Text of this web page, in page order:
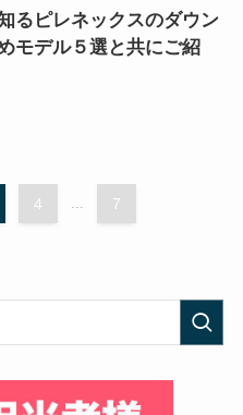
るピレネックスのダウン
モデル５選と共にご紹
4 7